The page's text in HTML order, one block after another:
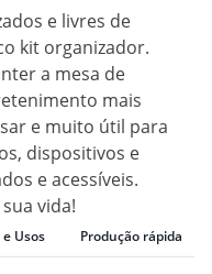
e livres de
kit organizador.
a mesa de
mais
e muito útil para
dispositivos e
e acessíveis.
vida!
Usos Produção rápida